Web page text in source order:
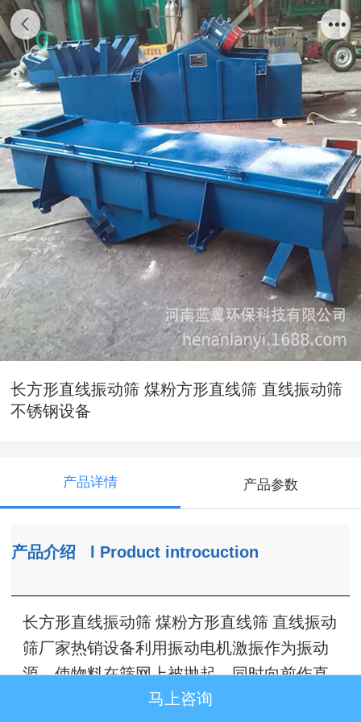
长方形直线振动筛 煤粉方形直线筛 直线振动筛
不锈钢设备
产品详情 产品参数
产品介绍 Product introcuction
长方形直线振动筛 煤粉方形直线筛 直线振动
筛厂家热销设备利用振动电机激振作为振动
源，使物料在筛网上被抛起，同时向前作直
线运动，物料从给料机均匀地进入筛分机的
马上咨询